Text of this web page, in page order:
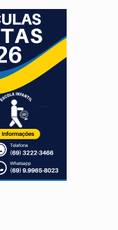
carro na região Central de
PREGÃO ELETRÔNICO N.º
e detalhes do sorteio da Copa
Nº 90504/2025/
o que não conseguiram em anos na
federal em Rondônia declara draga de
preso com mercúrio em estepe,